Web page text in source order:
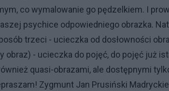
co wymalowanie go pędzelkiem. I
psychice odpowiedniego obrazka.
trzeci - ucieczka od dosłowności
obraz) - ucieczka do pojęć, do pojęć już
quasi-obrazami, ale dostępnymi
Zygmunt Jan Prusiński